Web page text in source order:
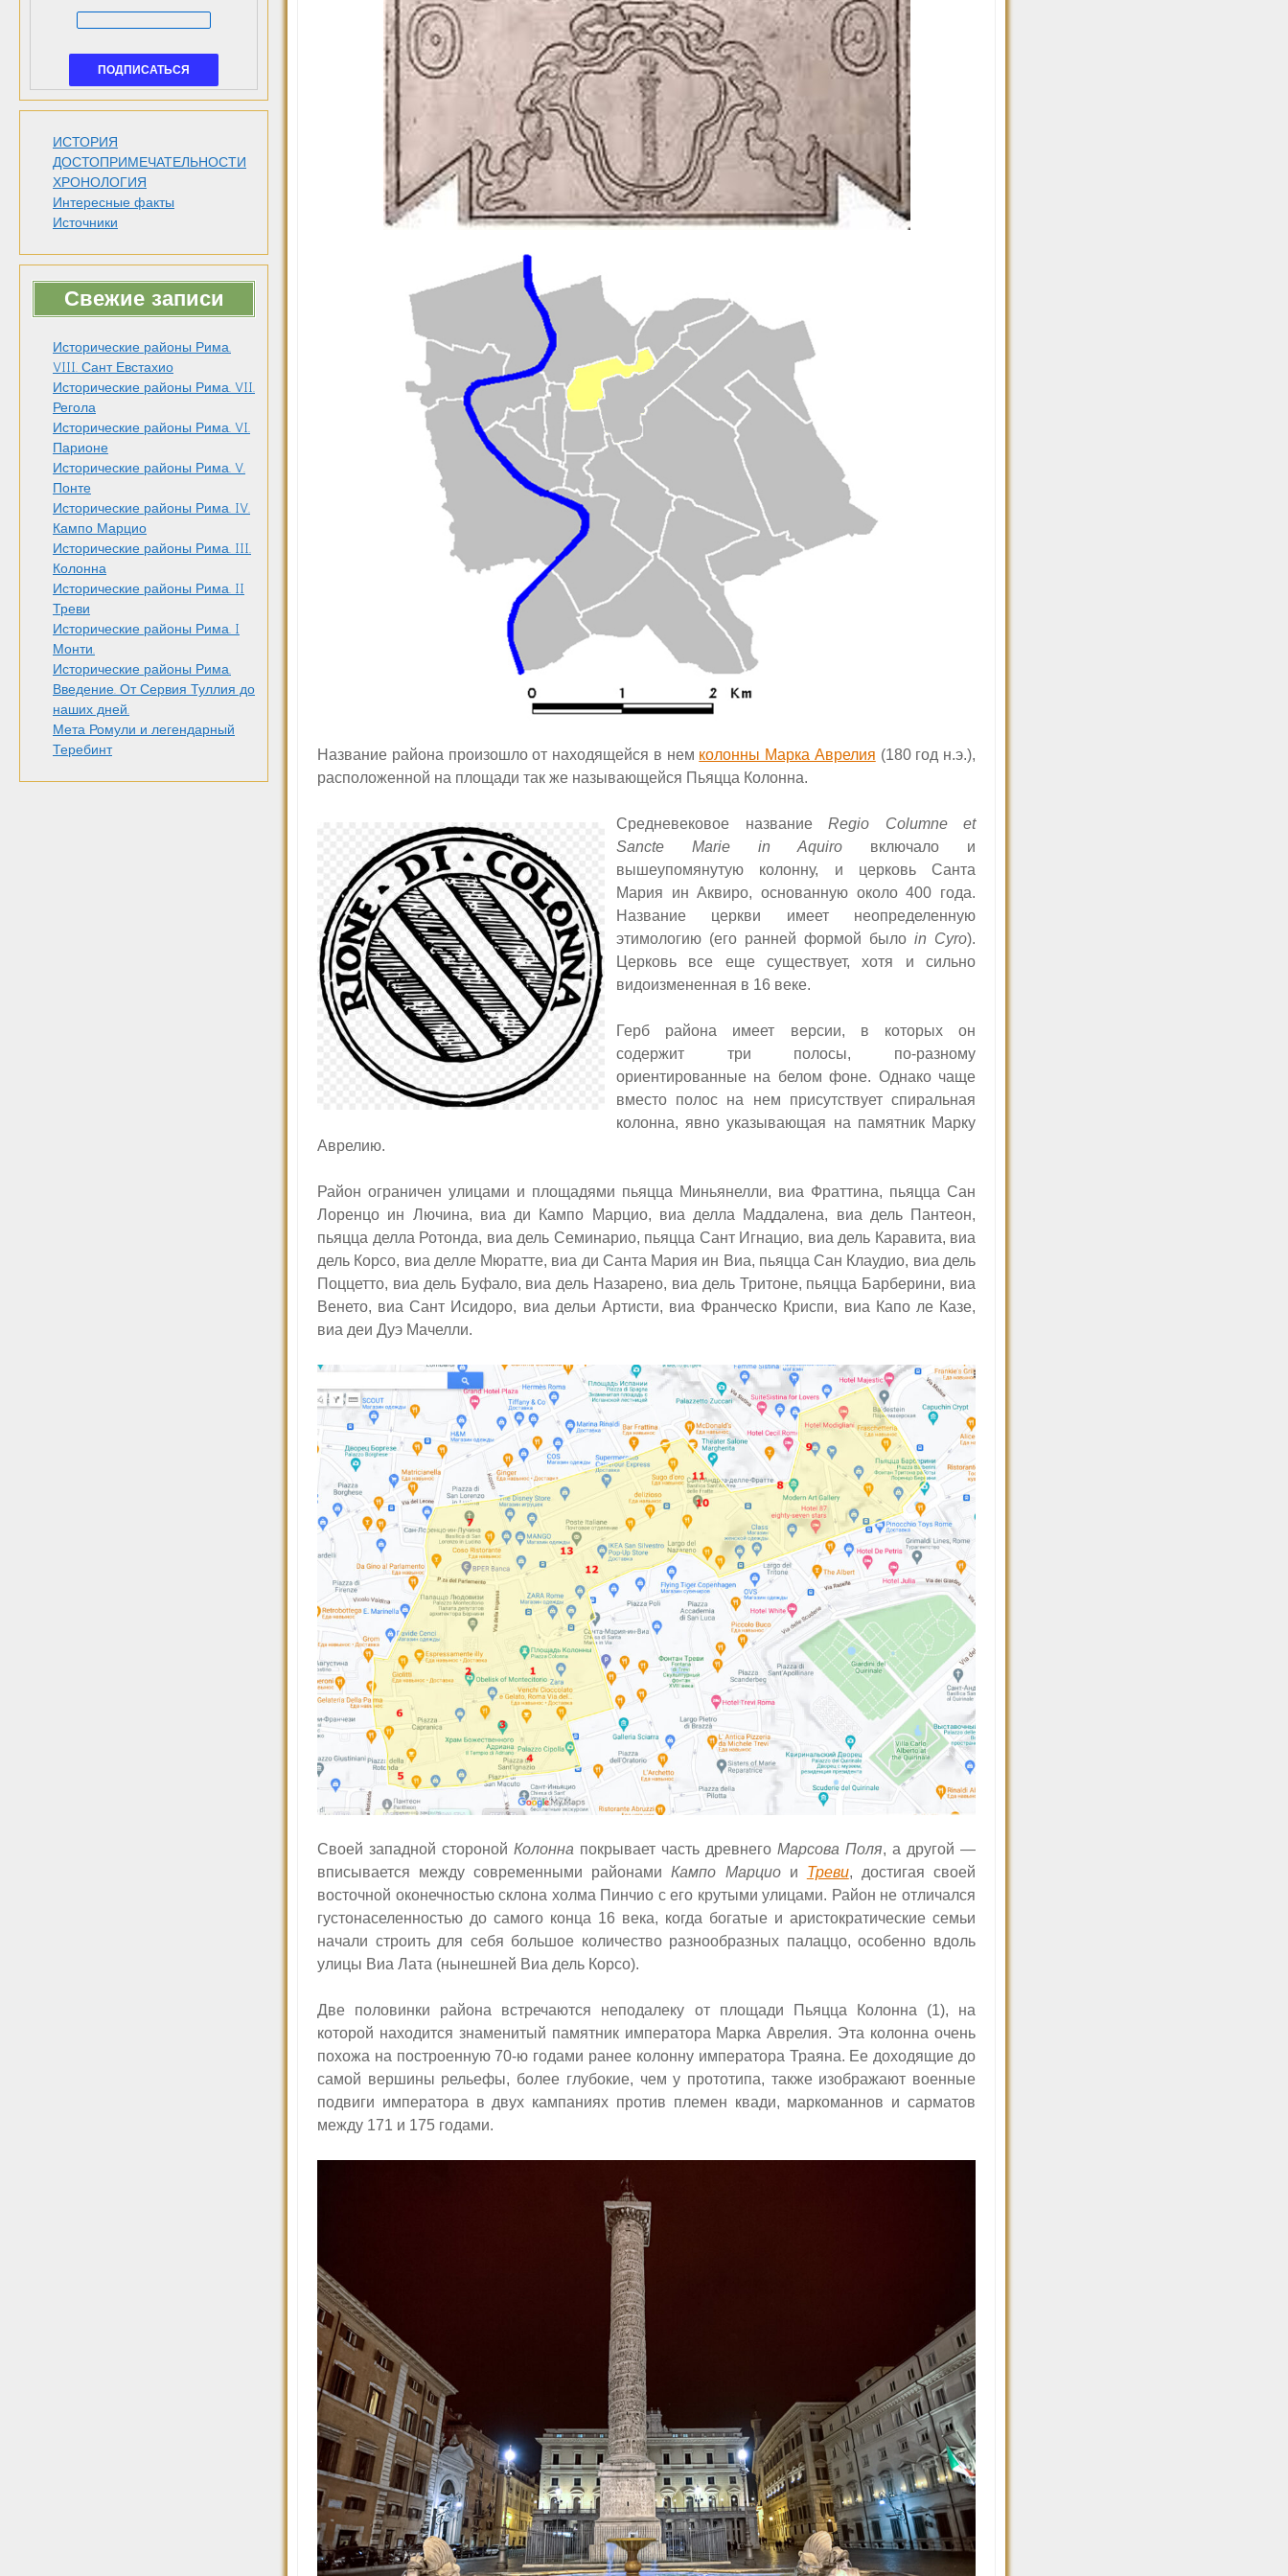
ИСТОРИЯ
ДОСТОПРИМЕЧАТЕЛЬНОСТИ
ХРОНОЛОГИЯ
Интересные факты
Источники
Свежие записи
Исторические районы Рима.
VIII. Сант Евстахио
Исторические районы Рима. VII.
Регола
Исторические районы Рима. VI.
Парионе
Исторические районы Рима. V.
Понте
Исторические районы Рима. IV.
Кампо Марцио
Исторические районы Рима. III.
Колонна
Исторические районы Рима. II
Треви
Исторические районы Рима. I
Монти.
Исторические районы Рима.
Введение. От Сервия Туллия до
наших дней.
Мета Ромули и легендарный
Теребинт
Название района произошло от находящейся в нем колонны Марка Аврелия (180 год н.э.),
расположенной на площади так же называющейся Пьяцца Колонна.
Средневековое название Regio Columne et
Sancte Marie in Aquiro включало и
вышеупомянутую колонну, и церковь Санта
Мария ин Аквиро, основанную около 400 года.
Название церкви имеет неопределенную
этимологию (его ранней формой было in Cyro).
Церковь все еще существует, хотя и сильно
видоизмененная в 16 веке.
Герб района имеет версии, в которых он
содержит три полосы, по-разному
ориентированные на белом фоне. Однако чаще
вместо полос на нем присутствует спиральная
колонна, явно указывающая на памятник Марку
Аврелию.
Район ограничен улицами и площадями пьяцца Миньянелли, виа Фраттина, пьяцца Сан
Лоренцо ин Лючина, виа ди Кампо Марцио, виа делла Маддалена, виа дель Пантеон,
пьяцца делла Ротонда, виа дель Семинарио, пьяцца Сант Игнацио, виа дель Каравита, виа
дель Корсо, виа делле Мюратте, виа ди Санта Мария ин Виа, пьяцца Сан Клаудио, виа дель
Поццетто, виа дель Буфало, виа дель Назарено, виа дель Тритоне, пьяцца Барберини, виа
Венето, виа Сант Исидоро, виа дельи Артисти, виа Франческо Криспи, виа Капо ле Казе,
виа деи Дуэ Мачелли.
Своей западной стороной Колонна покрывает часть древнего Марсова Поля, а другой —
вписывается между современными районамиКампо Марциои Треви, достигая своей
восточной оконечностью склона холма Пинчио с его крутыми улицами. Район не отличался
густонаселенностью до самого конца 16 века, когда богатые и аристократические семьи
начали строить для себя большое количество разнообразных палаццо, особенно вдоль
улицы Виа Лата (нынешней Виа дель Корсо).
Две половинки района встречаются неподалеку от площади Пьяцца Колонна (1), на
которой находится знаменитый памятник императора Марка Аврелия. Эта колонна очень
похожа на построенную 70-ю годами ранее колонну императора Траяна. Ее доходящие до
самой вершины рельефы, более глубокие, чем у прототипа, также изображают военные
подвиги императора в двух кампаниях против племен квади, маркоманнов и сарматов
между 171 и 175 годами.